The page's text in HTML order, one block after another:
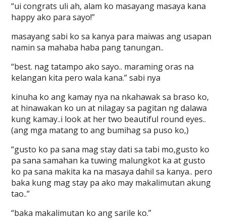
“ui congrats uli ah, alam ko masayang masaya kana
happy ako para sayo!”
masayang sabi ko sa kanya para maiwas ang usapan
namin sa mahaba haba pang tanungan..
“best. nag tatampo ako sayo.. maraming oras na
kelangan kita pero wala kana.” sabi nya
kinuha ko ang kamay nya na nkahawak sa braso ko,
at hinawakan ko un at nilagay sa pagitan ng dalawa
kung kamay..i look at her two beautiful round eyes..
(ang mga matang to ang bumihag sa puso ko,)
“gusto ko pa sana mag stay dati sa tabi mo,gusto ko
pa sana samahan ka tuwing malungkot ka at gusto
ko pa sana makita ka na masaya dahil sa kanya.. pero
baka kung mag stay pa ako may makalimutan akung
tao..”
“baka makalimutan ko ang sarile ko.”